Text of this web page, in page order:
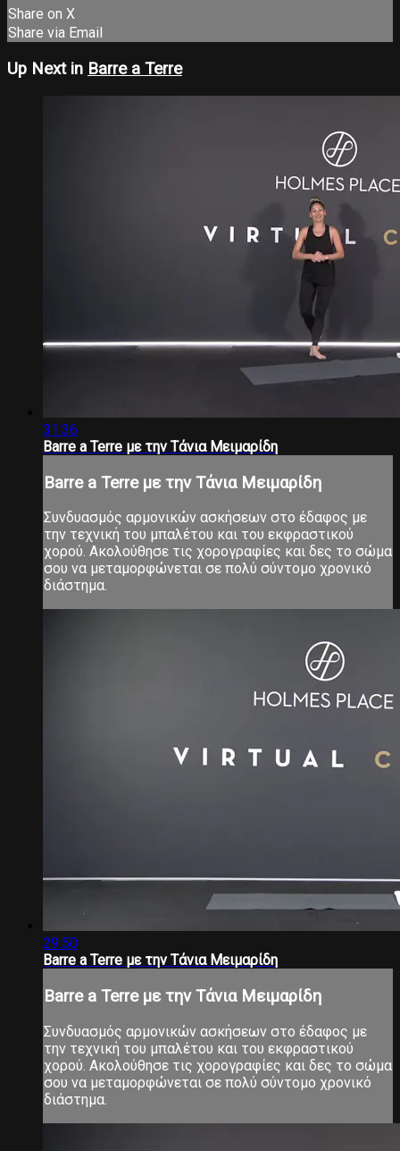
Share on X
Share via Email
Up Next in Barre a Terre
31:36
Barre a Terre με την Τάνια Μειμαρίδη
Barre a Terre με την Τάνια Μειμαρίδη
Συνδυασμός αρμονικών ασκήσεων στο έδαφος με
την τεχνική του μπαλέτου και του εκφραστικού
χορού. Ακολούθησε τις χορογραφίες και δες το σώμα
σου να μεταμορφώνεται σε πολύ σύντομο χρονικό
διάστημα.
29:50
Barre a Terre με την Τάνια Μειμαρίδη
Barre a Terre με την Τάνια Μειμαρίδη
Συνδυασμός αρμονικών ασκήσεων στο έδαφος με
την τεχνική του μπαλέτου και του εκφραστικού
χορού. Ακολούθησε τις χορογραφίες και δες το σώμα
σου να μεταμορφώνεται σε πολύ σύντομο χρονικό
διάστημα.